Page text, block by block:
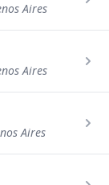
Aires
Aires
Aires